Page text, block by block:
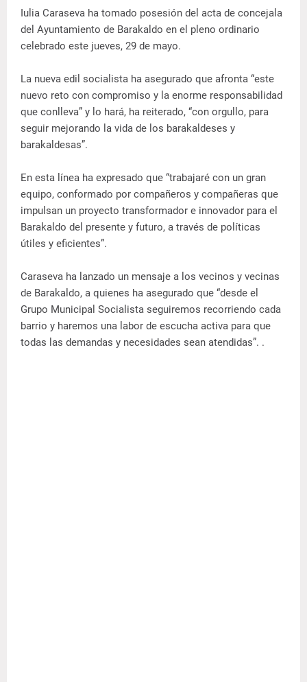
Iulia Caraseva ha tomado posesión del acta de concejala
del Ayuntamiento de Barakaldo en el pleno ordinario
celebrado este jueves, 29 de mayo.
La nueva edil socialista ha asegurado que afronta “este
nuevo reto con compromiso y la enorme responsabilidad
que conlleva” y lo hará, ha reiterado, “con orgullo, para
seguir mejorando la vida de los barakaldeses y
barakaldesas”.
En esta línea ha expresado que “trabajaré con un gran
equipo, conformado por compañeros y compañeras que
impulsan un proyecto transformador e innovador para el
Barakaldo del presente y futuro, a través de políticas
útiles y eficientes”.
Caraseva ha lanzado un mensaje a los vecinos y vecinas
de Barakaldo, a quienes ha asegurado que “desde el
Grupo Municipal Socialista seguiremos recorriendo cada
barrio y haremos una labor de escucha activa para que
todas las demandas y necesidades sean atendidas”. .